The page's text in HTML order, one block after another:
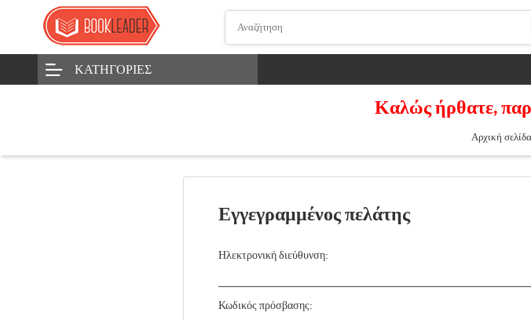
ΚΑΤΗΓΟΡΊΕΣ
Καλώς ήρθατε,
Αρχική σελίδα
Εγγεγραμμένος πελάτης
Ηλεκτρονική διεύθυνση:
Κωδικός πρόσβασης: